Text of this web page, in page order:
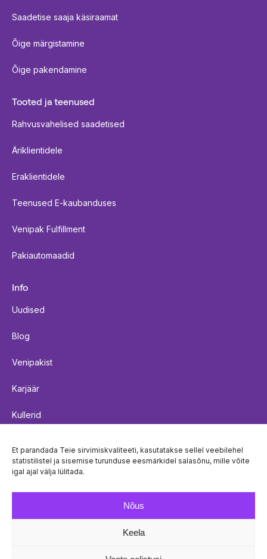
Et parandada Teie sirvimiskvaliteeti, kasutatakse sellel veebilehel
statistilistel ja sisemise turunduse eesmärkidel salasõnu, mille võite
igal ajal välja lülitada.
Nõus
Keela
Saadetise saaja käsiraamat
Õige märgistamine
Õige pakendamine
Tooted ja teenused
Rahvusvahelised saadetised
Äriklientidele
Eraklientidele
Teenused E-kaubanduses
Venipak Fulfillment
Pakiautomaadid
Info
Uudised
Blog
Venipakist
Karjäär
Kullerid
Küpsistepoliitika
Privaatsuspoliitika
© Venipak 2026